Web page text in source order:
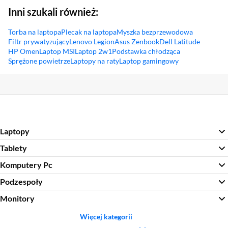
Inni szukali również:
Torba na laptopaPlecak na laptopaMyszka bezprzewodowa
Filtr prywatyzującyLenovo LegionAsus ZenbookDell Latitude
HP OmenLaptop MSILaptop 2w1Podstawka chłodząca
Sprężone powietrzeLaptopy na ratyLaptop gamingowy
Laptopy
Tablety
Komputery Pc
Podzespoły
Monitory
Więcej kategorii